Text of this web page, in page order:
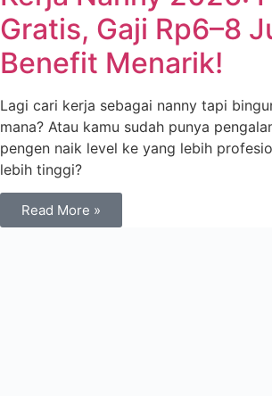
Gratis, Gaji Rp6–8
Benefit Menarik!
Lagi cari kerja sebagai nanny tapi
mana? Atau kamu sudah punya
pengen naik level ke yang lebih
lebih tinggi?
Read More »